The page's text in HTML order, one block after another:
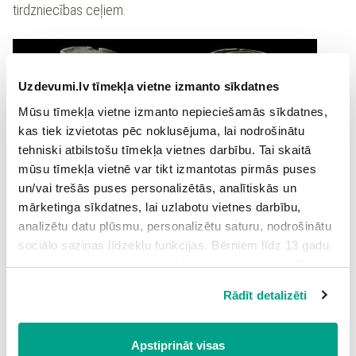
Uzdevumi.lv tīmekļa vietne izmanto sīkdatnes
Mūsu tīmekļa vietne izmanto nepieciešamās sīkdatnes,
kas tiek izvietotas pēc noklusējuma, lai nodrošinātu
tehniski atbilstošu tīmekļa vietnes darbību. Tai skaitā
mūsu tīmekļa vietnē var tikt izmantotas pirmās puses
un/vai trešās puses personalizētās, analītiskās un
mārketinga sīkdatnes, lai uzlabotu vietnes darbību,
analizētu datu plūsmu, personalizētu saturu, nodrošinātu
sociālo saziņas līdzekļu funkcijas. Bērniem līdz 13 gadu
vecumam pirms izvēles veikšanas ir jāprasa vecāka vai
Spiežot uz pogas “Apstiprināt visas”, Jūs piekrītat visām
sīkdatnēm, kas atrodas šajā tīmekļa vietnē, ieskaitot
trešo pušu mārketinga sīkdatnes. Spiežot uz pogas
Rādīt detalizēti
Apstiprināt visas
tirdzniecības ceļiem.
Attēlā: Arābu monētas - dirhemi, kas atrasti Latvijas
teritorijā. Monētas kaltas 9. gadsimtā Bagdādē.
Biologipalīdz atpazīt augu un dzīvnieku atliekas, izdarīt
secinājumus par cilvēku nodarbošanās veidiem un pārtiku.